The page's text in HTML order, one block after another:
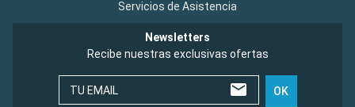
Servicios de Asistencia
Newsletters
Recibe nuestras exclusivas ofertas
TU EMAIL OK